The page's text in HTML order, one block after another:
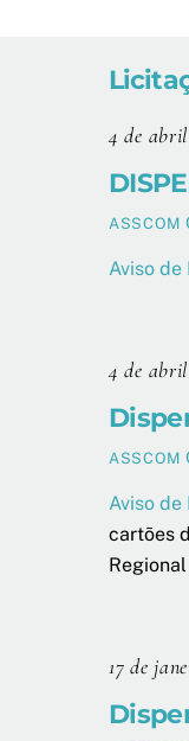
4 de
ASSCOM
Aviso de
4 de
ASSCOM
Aviso de
cartões
17 de